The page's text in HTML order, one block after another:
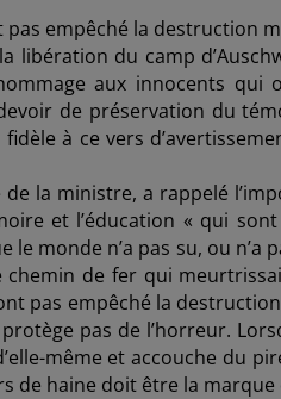
pas empêché la destruction
libération du camp
aux innocents
de préservation du
à ce vers
la ministre, a rappelé
et l’éducation « qui
le monde n’a pas su, ou
de fer qui
pas empêché la
pas de l’horreur.
même et accouche du
de haine doit être la